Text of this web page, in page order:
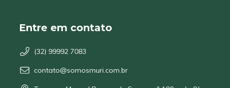
Entre em contato
(32) 99992 7083
contato@somosmuri.com.br